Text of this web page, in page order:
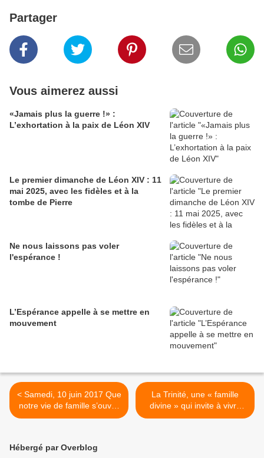
Partager
Vous aimerez aussi
«Jamais plus la guerre !» :
L’exhortation à la paix de Léon XIV
Le premier dimanche de Léon XIV : 11
mai 2025, avec les fidèles et à la
tombe de Pierre
Ne nous laissons pas voler
l'espérance !
L’Espérance appelle à se mettre en
mouvement
< Samedi, 10 juin 2017 Que
notre vie de famille s’ouvre
sans cesse au pardon !
La Trinité, une « famille
divine » qui invite à vivre
dans l'amour >
Hébergé par Overblog